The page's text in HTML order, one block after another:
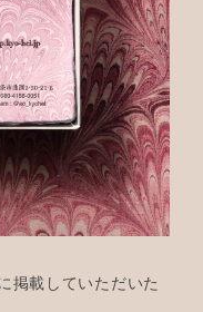
載していただいた